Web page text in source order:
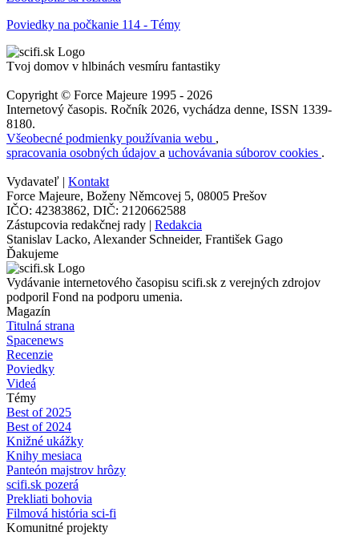
Poviedky na počkanie 114 - Témy
Tvoj domov v hlbinách vesmíru fantastiky
Copyright © Force Majeure 1995 - 2026
Internetový časopis. Ročník 2026, vychádza denne, ISSN 1339-
8180.
Všeobecné podmienky používania webu ,
spracovania osobných údajov a uchovávania súborov cookies .
Vydavateľ | Kontakt
Force Majeure, Boženy Němcovej 5, 08005 Prešov
IČO: 42383862, DIČ: 2120662588
Zástupcovia redakčnej rady | Redakcia
Stanislav Lacko, Alexander Schneider, František Gago
Ďakujeme
Vydávanie internetového časopisu scifi.sk z verejných zdrojov
podporil Fond na podporu umenia.
Magazín
Titulná strana
Spacenews
Recenzie
Poviedky
Videá
Témy
Best of 2025
Best of 2024
Knižné ukážky
Knihy mesiaca
Panteón majstrov hrôzy
scifi.sk pozerá
Prekliati bohovia
Filmová história sci-fi
Komunitné projekty